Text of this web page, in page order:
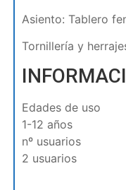
Asiento: Tablero
Tornillería y
Edades de uso
1-12 años
nº usuarios
2 usuarios